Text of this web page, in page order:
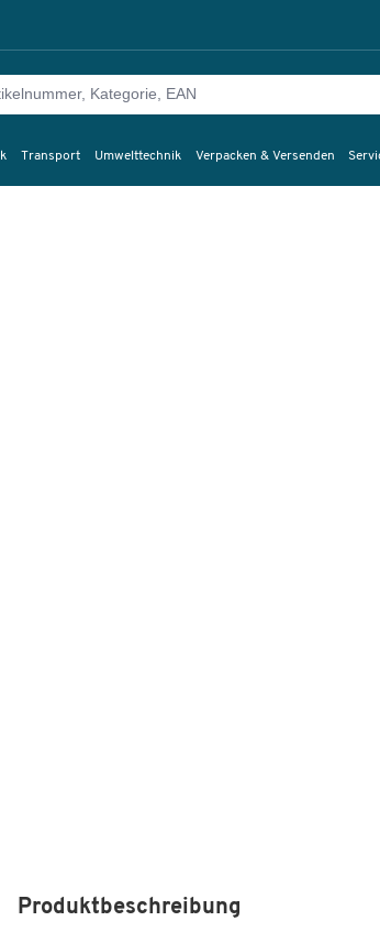
Transport Umwelttechnik Verpacken & Versenden
Produktbeschreibung